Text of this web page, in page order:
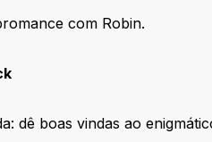
com Robin.
dê boas vindas ao